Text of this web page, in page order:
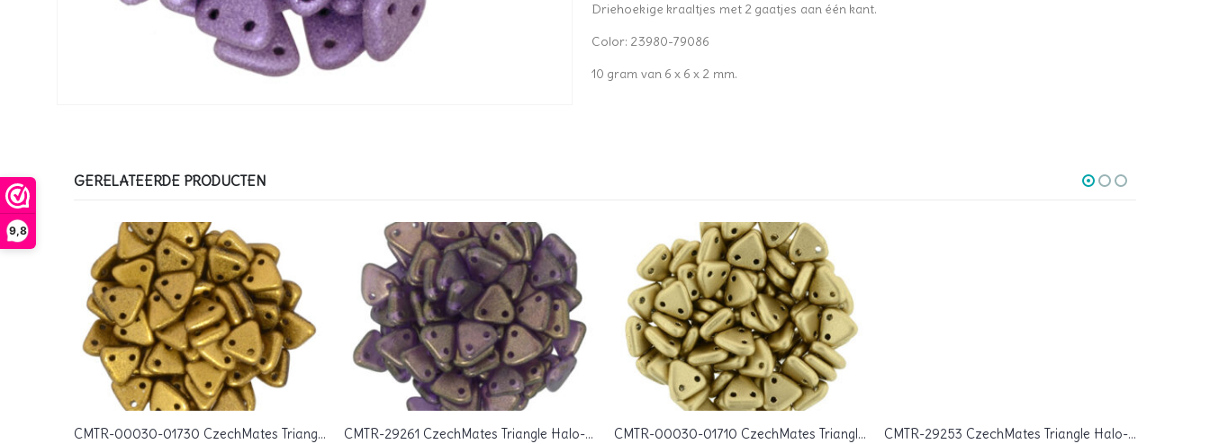
9,8
Driehoekige kraaltjes met 2 gaatjes aan één kant.
Color: 23980-79086
10 gram van 6 x 6 x 2 mm.
GERELATEERDE PRODUCTEN
CMTR-00030-01730 CzechMates Triangle Matte Metallic Goldenrod, 10 gram CMTR-29261 CzechMates Triangle Halo-Regal, 10 gram CMTR-00030-01710 CzechMates Triangle Matte Metallic Flax, 10 gram CMTR-29253 CzechMates Triangle Halo-Sandelwood, 10 gram